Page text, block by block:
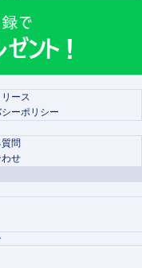
ース
ーポリシー
問
せ